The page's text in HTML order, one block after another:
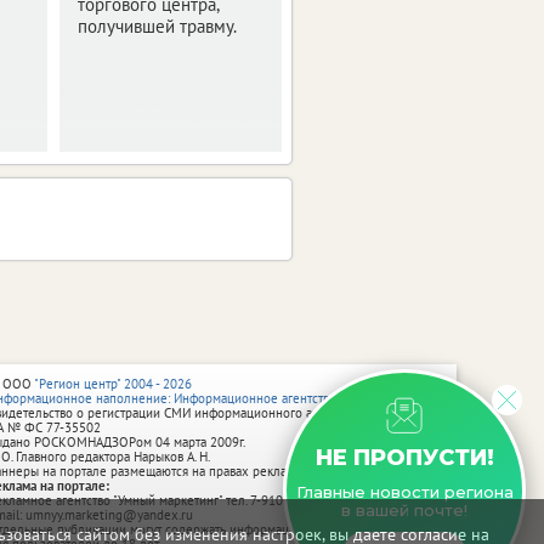
сайтом без изменения настроек, вы даете согласие на
получившей травму.
НЕ ПРОПУСТИ!
Главные новости региона
в вашей почте!
"Регион центр" 2004 - 2026
наполнение: Информационное агентство vRossii.ru
о регистрации СМИ информационного агентства vRossii.ru
№ ФС 77‑35502
РОСКОМНАДЗОРом 04 марта 2009г.
Главного редактора Нарыков А. Н.
на портале размещаются на правах рекламы.
на портале:
агентство "Умный маркетинг" тел. 7-910-267-70-40,
umnyy.marketing@yandex.ru
публикации могут содержать информацию, не предназначенную